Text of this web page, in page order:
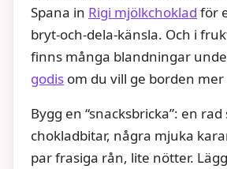
Spana in Rigi mjölkchoklad för
bryt‑och‑dela‑känsla. Och i
finns många blandningar
godis om du vill ge borden
Bygg en “snacksbricka”: en rad
chokladbitar, några mjuka
par frasiga rån, lite nötter.